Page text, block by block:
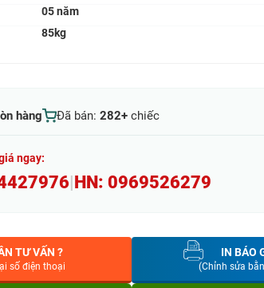
05 năm
85kg
hàng Đã bán: 282+ chiếc
ngay:
HN: 0969526279
TƯ VẤN ?
số điện thoại
IN BÁO
(Chỉnh sửa